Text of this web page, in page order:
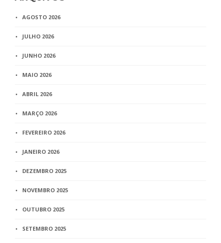
AGOSTO 2026
JULHO 2026
JUNHO 2026
MAIO 2026
ABRIL 2026
MARÇO 2026
FEVEREIRO 2026
JANEIRO 2026
DEZEMBRO 2025
NOVEMBRO 2025
OUTUBRO 2025
SETEMBRO 2025